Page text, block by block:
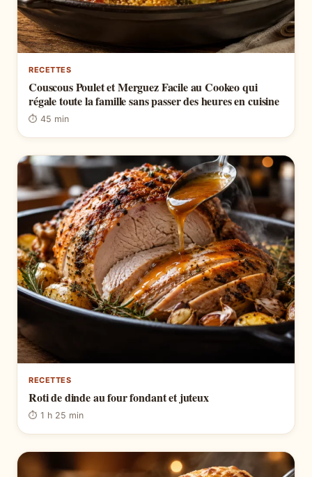
RECETTES
Couscous Poulet et Merguez Facile au Cookeo qui
régale toute la famille sans passer des heures en cuisine
⏱ 45 min
RECETTES
Roti de dinde au four fondant et juteux
⏱ 1 h 25 min